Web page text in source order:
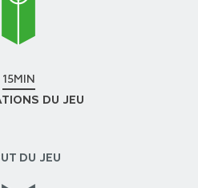
15MIN
DU JEU
DU JEU